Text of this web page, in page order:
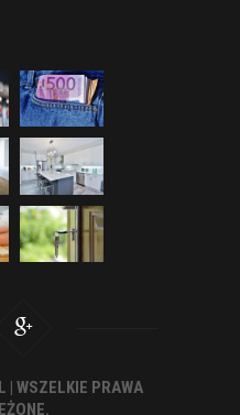
| WSZELKIE PRAWA